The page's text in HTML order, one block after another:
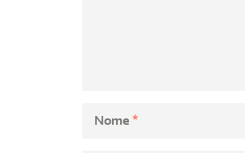
Nome *